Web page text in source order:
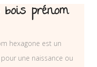
prénom
hexagone est un
une naissance ou